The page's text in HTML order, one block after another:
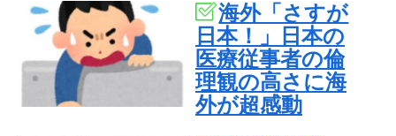
海外「さすが
日本！」日本の
医療従事者の倫
理観の高さに海
外が超感動